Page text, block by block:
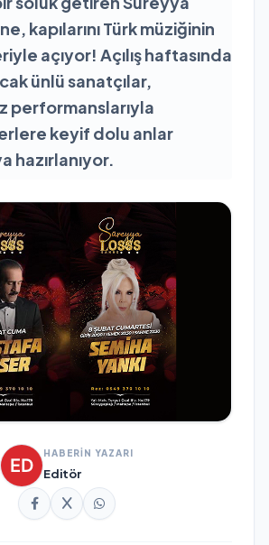
kapılarını Türk müziğinin
açıyor! Açılış haftasında
ünlü sanatçılar,
performanslarıyla
keyif dolu anlar
hazırlanıyor.
HABERİN YAZARI
Editör